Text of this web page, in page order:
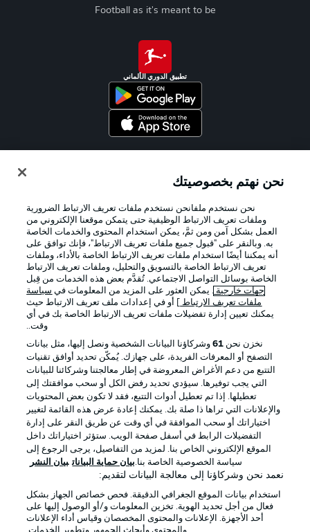
Football as it's meant to be
تطبيق الدوري الألماني
الإعلانات الإخطارات القانونية
شروط الاستخدام القنوات الناقلة
الوظائف جهة النشر
تواصل معنا اللاعبون
نحن نهتم بخصوصيتك
نحن نستخدم ملفانحن نستخدم ملفات تعريف الارتباط الضرورية
وملفات تعريف الارتباط الوظيفية حتى يتمكن موقعنا الإلكتروني من
العمل بشكل آمن ومن ثمَّ، يمكن استخدام المحتوى والخدمات الخاصة
به. وبالنقر على "قبول جميع ملفات تعريف الارتباط"، فإنك توافق على
أنه يمكننا أيضًا استخدام ملفات تعريف الارتباط الخاصة بالأداء، وملفات
تعريف الارتباط الخاصة بالتسويق والتحليل، وملفات تعريف الارتباط
الخاصة بوسائل التواصل الاجتماعي. تُقدَّم بعض هذه الخدمات من قِبل
جهات خارجية . يمكن العثور على المزيد من المعلومات في سياسة
ملفات تعريف الارتباط
] أو في إعدادات ملف تعريف الارتباط حيث
يمكنك تعيين إدارة تفضيلات ملفات تعريف الارتباط الخاصة بك في أي
وقت..
نخزن نحن 61وشركاؤنا البيانات الشخصية ونصل إليها، مثل بيانات
التصفح أو المعرفات الفريدة، على جهازك. يُمكّن تحديد أوافق تقنيات
التتبع من دعم الأغراض المعروضة في إطار معالجتنا وشركائنا للبيانات
التي يجب توفيرها. سيؤدي تحديد رفض الكل أو سحب موافقتك إلى
تعطيلها. إذا تم تعطيل أدوات التتبع، فقد لا تكون بعض المحتويات
والإعلانات التي تراها ذا صلة بك. يمكنك إعادة عرض هذه القائمة لتغيير
اختياراتك أو سحب الموافقة في أي وقت عن طريق النقر على إدارة
التفضيلات الرابط في أسفل صفحة الويب. ستؤثر اختياراتك داخل
الموقع الإلكتروني الخاص بنا. لمزيد من التفاصيل، يرجى الرجوع إلى
سياسة الخصوصية الخاصة بنا.بيان حماية البيانات بيان النشر
نعمد نحن وشركاؤنا إلى معالجة البيانات لتقديم:
استخدام بيانات الموقع الجغرافي الدقيقة. فحص خصائص الجهاز بشكل
فعال من أجل تحديد الهوية. تخزين المعلومات و/أو الوصول إليها على
أحد الأجهزة. الإعلانات والمحتوى المخصصان وقياس أداء الإعلانات